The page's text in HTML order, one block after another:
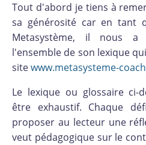
Tout d'abord je tiens à
sa générosité car en tant
Metasystème, il nous
l'ensemble de son lexique
sitewww.metasysteme-
Le lexique ou glossaire ci-
être exhaustif. Chaque
proposer au lecteur une
veut pédagogique sur le